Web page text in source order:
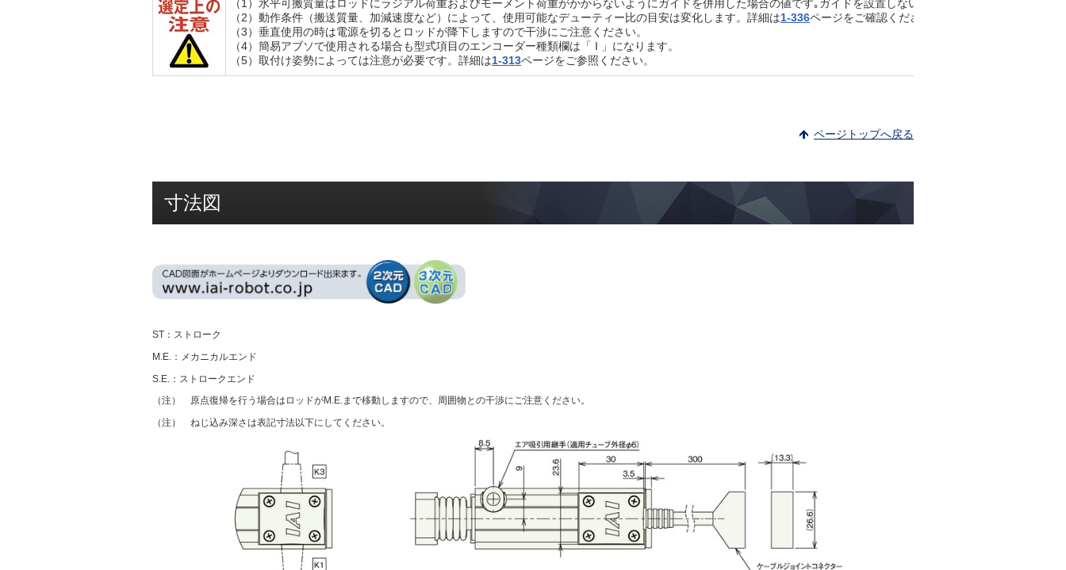
（1）水平可搬質量はロッドにラジアル荷重およびモーメント荷重がかからないようにガイドを併用した場合の値です｡ガイドを設置しない場合の値は、「先端許容荷
（2）動作条件（搬送質量、加減速度など）によって、使用可能なデューティー比の目安は変化します。詳細は1-336ページをご確認ください。
（3）垂直使用の時は電源を切るとロッドが降下しますので干渉にご注意ください。
（4）簡易アブソで使用される場合も型式項目のエンコーダー種類欄は「 I 」になります。
（5）取付け姿勢によっては注意が必要です。詳細は1-313ページをご参照ください。
ページトップへ戻る
寸法図
ST：ストローク
M.E.：メカニカルエンド
S.E.：ストロークエンド
（注） 原点復帰を行う場合はロッドがM.E.まで移動しますので、周囲物との干渉にご注意ください。
（注） ねじ込み深さは表記寸法以下にしてください。